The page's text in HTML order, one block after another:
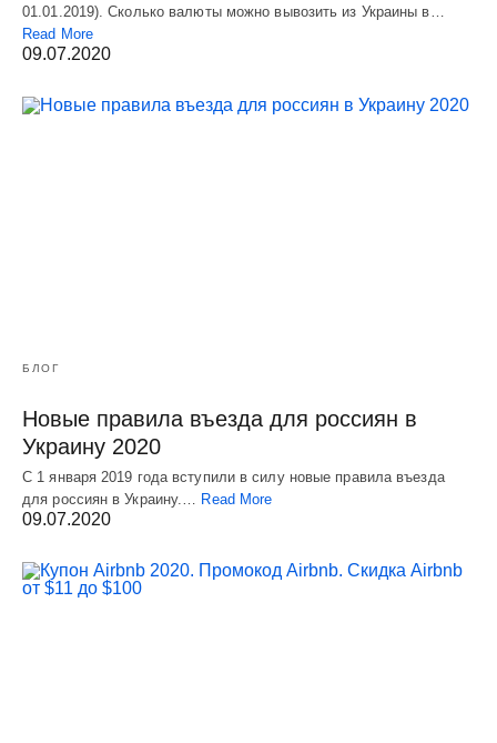
01.01.2019). Сколько валюты можно вывозить из Украины в…
Read More
09.07.2020
БЛОГ
Новые правила въезда для россиян в
Украину 2020
С 1 января 2019 года вступили в силу новые правила въезда
для россиян в Украину.…
Read More
09.07.2020